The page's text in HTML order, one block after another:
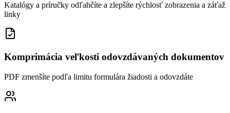
Katalógy a príručky odľahčíte a zlepšíte rýchlosť zobrazenia a záťaž
linky
Komprimácia veľkosti odovzdávaných dokumentov
PDF zmenšíte podľa limitu formulára žiadosti a odovzdáte